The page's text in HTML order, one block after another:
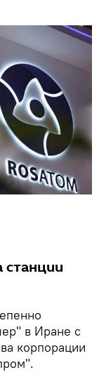
станции
в Иране с
корпорации